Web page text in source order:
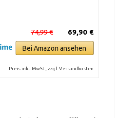
69,90 €
74,99 €
Bei Amazon ansehen
Preis inkl. MwSt., zzgl. Versandkosten